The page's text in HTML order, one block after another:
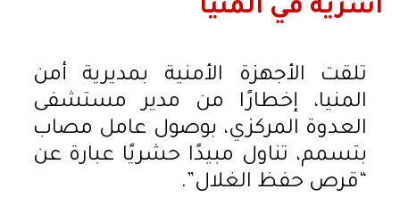
أسرية في المنيا
تلقت الأجهزة الأمنية بمديرية أمن
المنيا، إخطارًا من مدير مستشفى
العدوة المركزي، بوصول عامل مصاب
بتسمم، تناول مبيدًا حشريًا عبارة عن
“قرص حفظ الغلال”.